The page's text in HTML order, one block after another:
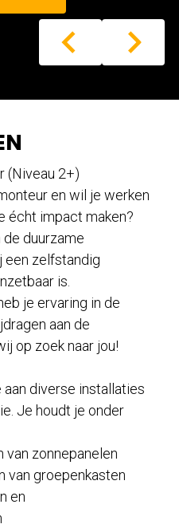
(Niveau 2+)
en wil je werken
écht impact maken?
duurzame
een zelfstandig
is.
je ervaring in de
aan de
op zoek naar jou!
diverse installaties
Je houdt je onder
van zonnepanelen
van groepenkasten
en